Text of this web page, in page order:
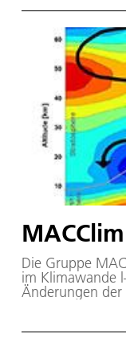
MACClim
Die Gruppe
im Klimawande
Änderungen
mittleren